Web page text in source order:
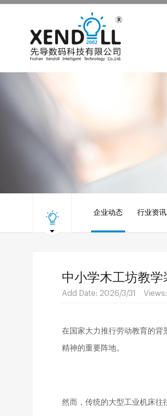
企业动态 行业资讯
中小学木工坊教
Add Date: 2026/3/31
在国家大力推行劳动教育的背
精神的重要阵地。
然而，传统的大型工业机床往